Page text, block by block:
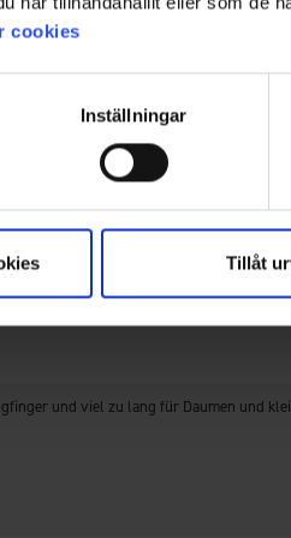
cookies
Inställningar
Tillåt
Frühlings- und Herbsttage. Für den
und viel zu lang für Daumen und